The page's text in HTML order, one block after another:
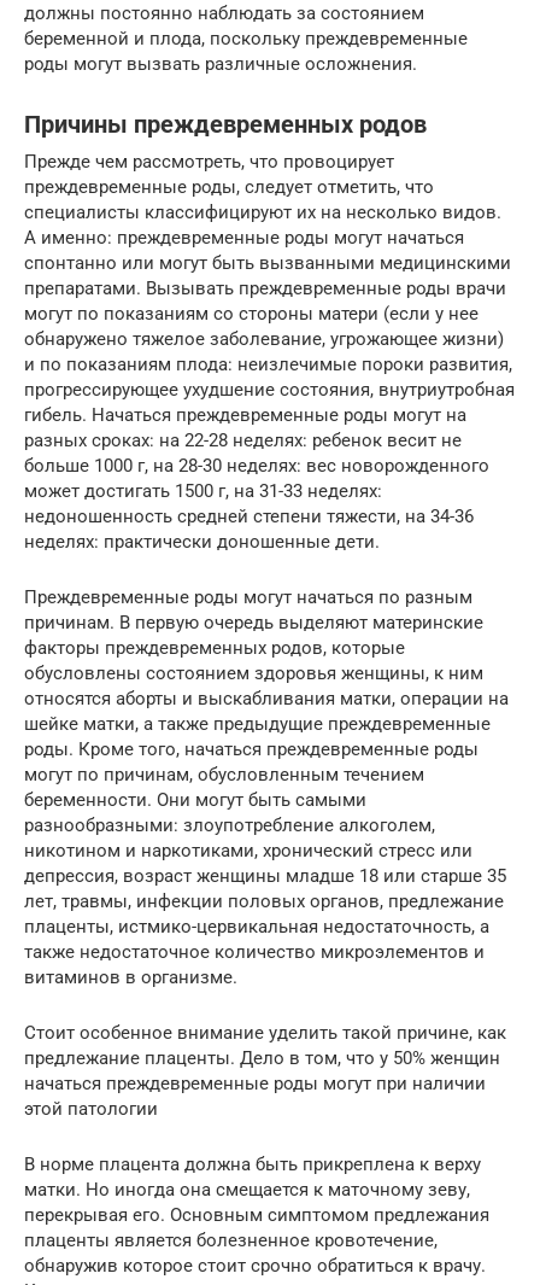
должны постоянно наблюдать за состоянием
беременной и плода, поскольку преждевременные
роды могут вызвать различные осложнения.
Причины преждевременных родов
Прежде чем рассмотреть, что провоцирует
преждевременные роды, следует отметить, что
специалисты классифицируют их на несколько видов.
А именно: преждевременные роды могут начаться
спонтанно или могут быть вызванными медицинскими
препаратами. Вызывать преждевременные роды врачи
могут по показаниям со стороны матери (если у нее
обнаружено тяжелое заболевание, угрожающее жизни)
и по показаниям плода: неизлечимые пороки развития,
прогрессирующее ухудшение состояния, внутриутробная
гибель. Начаться преждевременные роды могут на
разных сроках: на 22-28 неделях: ребенок весит не
больше 1000 г, на 28-30 неделях: вес новорожденного
может достигать 1500 г, на 31-33 неделях:
недоношенность средней степени тяжести, на 34-36
неделях: практически доношенные дети.
Преждевременные роды могут начаться по разным
причинам. В первую очередь выделяют материнские
факторы преждевременных родов, которые
обусловлены состоянием здоровья женщины, к ним
относятся аборты и выскабливания матки, операции на
шейке матки, а также предыдущие преждевременные
роды. Кроме того, начаться преждевременные роды
могут по причинам, обусловленным течением
беременности. Они могут быть самыми
разнообразными: злоупотребление алкоголем,
никотином и наркотиками, хронический стресс или
депрессия, возраст женщины младше 18 или старше 35
лет, травмы, инфекции половых органов, предлежание
плаценты, истмико-цервикальная недостаточность, а
также недостаточное количество микроэлементов и
витаминов в организме.
Стоит особенное внимание уделить такой причине, как
предлежание плаценты. Дело в том, что у 50% женщин
начаться преждевременные роды могут при наличии
этой патологии
В норме плацента должна быть прикреплена к верху
матки. Но иногда она смещается к маточному зеву,
перекрывая его. Основным симптомом предлежания
плаценты является болезненное кровотечение,
обнаружив которое стоит срочно обратиться к врачу.